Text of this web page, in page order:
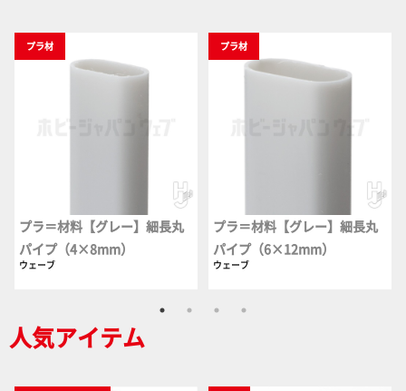
プラ材
プラ＝材料【グレー】細長丸
パイプ（4×8mm）
ウェーブ
プラ材
プラ＝材料【グレー】細長丸
パイプ（6×12mm）
ウェーブ
人気アイテム